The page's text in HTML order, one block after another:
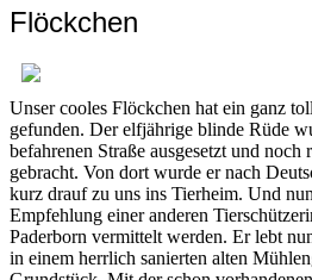
Flöckchen
Unser cooles Flöckchen hat ein ganz
gefunden. Der elfjährige blinde Rüde
befahrenen Straße ausgesetzt und
gebracht. Von dort wurde er nach
kurz drauf zu uns ins Tierheim. Und
Empfehlung einer anderen
Paderborn vermittelt werden. Er lebt
in einem herrlich sanierten alten